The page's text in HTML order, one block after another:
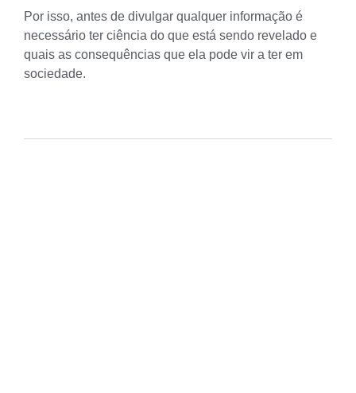
Por isso, antes de divulgar qualquer informação é
necessário ter ciência do que está sendo revelado e
quais as consequências que ela pode vir a ter em
sociedade.